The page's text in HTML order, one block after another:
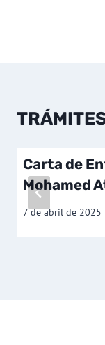
Carta de
Mohamed
7 de abril de 2025